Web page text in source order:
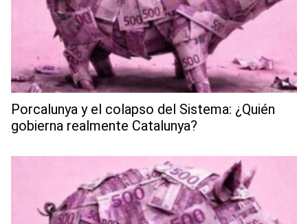
Porcalunya y el colapso del Sistema: ¿Quién
gobierna realmente Catalunya?